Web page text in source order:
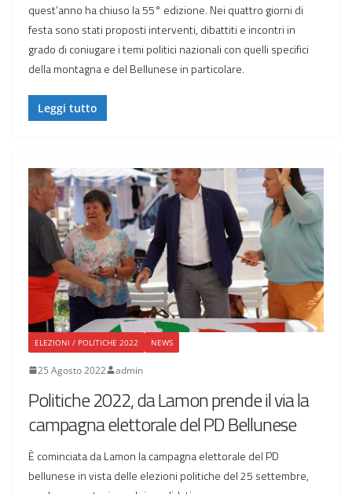
quest’anno ha chiuso la 55° edizione. Nei quattro giorni di
festa sono stati proposti interventi, dibattiti e incontri in
grado di coniugare i temi politici nazionali con quelli specifici
della montagna e del Bellunese in particolare.
Leggi tutto
ELEZIONI / POLITICHE 2022 NEWS
25 Agosto 2022 admin
Politiche 2022, da Lamon prende il via la
campagna elettorale del PD Bellunese
È cominciata da Lamon la campagna elettorale del PD
bellunese in vista delle elezioni politiche del 25 settembre,